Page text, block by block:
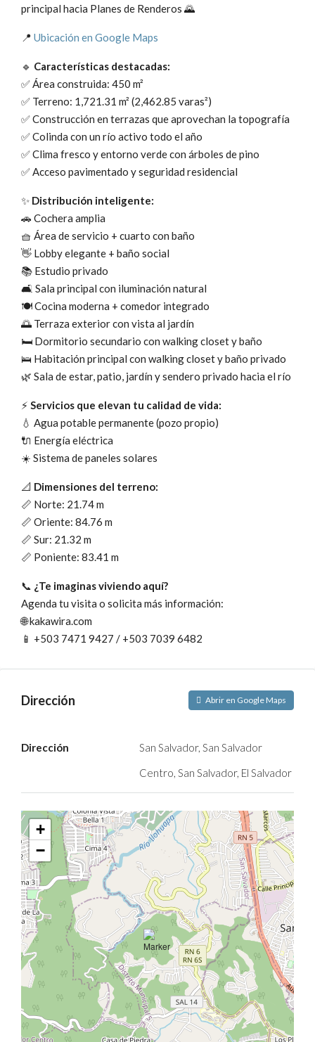
principal hacia Planes de Renderos 🌄
📍 Ubicación en Google Maps
🔹 Características destacadas:
✅ Área construida: 450 m²
✅ Terreno: 1,721.31 m² (2,462.85 varas²)
✅ Construcción en terrazas que aprovechan la topografía
✅ Colinda con un río activo todo el año
✅ Clima fresco y entorno verde con árboles de pino
✅ Acceso pavimentado y seguridad residencial
✨ Distribución inteligente:
🚗 Cochera amplia
🧺 Área de servicio + cuarto con baño
👋 Lobby elegante + baño social
📚 Estudio privado
🛋️ Sala principal con iluminación natural
🍽️ Cocina moderna + comedor integrado
🌅 Terraza exterior con vista al jardín
🛏️ Dormitorio secundario con walking closet y baño
🛌 Habitación principal con walking closet y baño privado
🌿 Sala de estar, patio, jardín y sendero privado hacia el río
⚡ Servicios que elevan tu calidad de vida:
💧 Agua potable permanente (pozo propio)
🔌 Energía eléctrica
☀️ Sistema de paneles solares
📐 Dimensiones del terreno:
📏 Norte: 21.74 m
📏 Oriente: 84.76 m
📏 Sur: 21.32 m
📏 Poniente: 83.41 m
📞 ¿Te imaginas viviendo aquí?
Agenda tu visita o solicita más información:
🌐 kakawira.com
📱 +503 7471 9427 / +503 7039 6482
Dirección Abrir en Google Maps
Dirección
San Salvador, San Salvador
Centro, San Salvador, El Salvador
+
−